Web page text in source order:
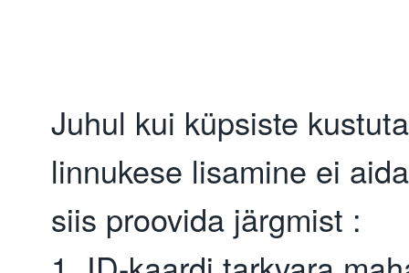
Juhul kui küpsiste
linnukese lisamine ei
siis proovida järgmist :